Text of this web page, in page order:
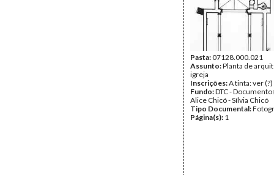
Pasta:07128.000.021
Assunto:Planta de
igreja
Inscrições:A tinta: ver
Fundo:DTC -
Alice Chicó - Sílvia Chicó
Tipo Documental:
Página(s): 1